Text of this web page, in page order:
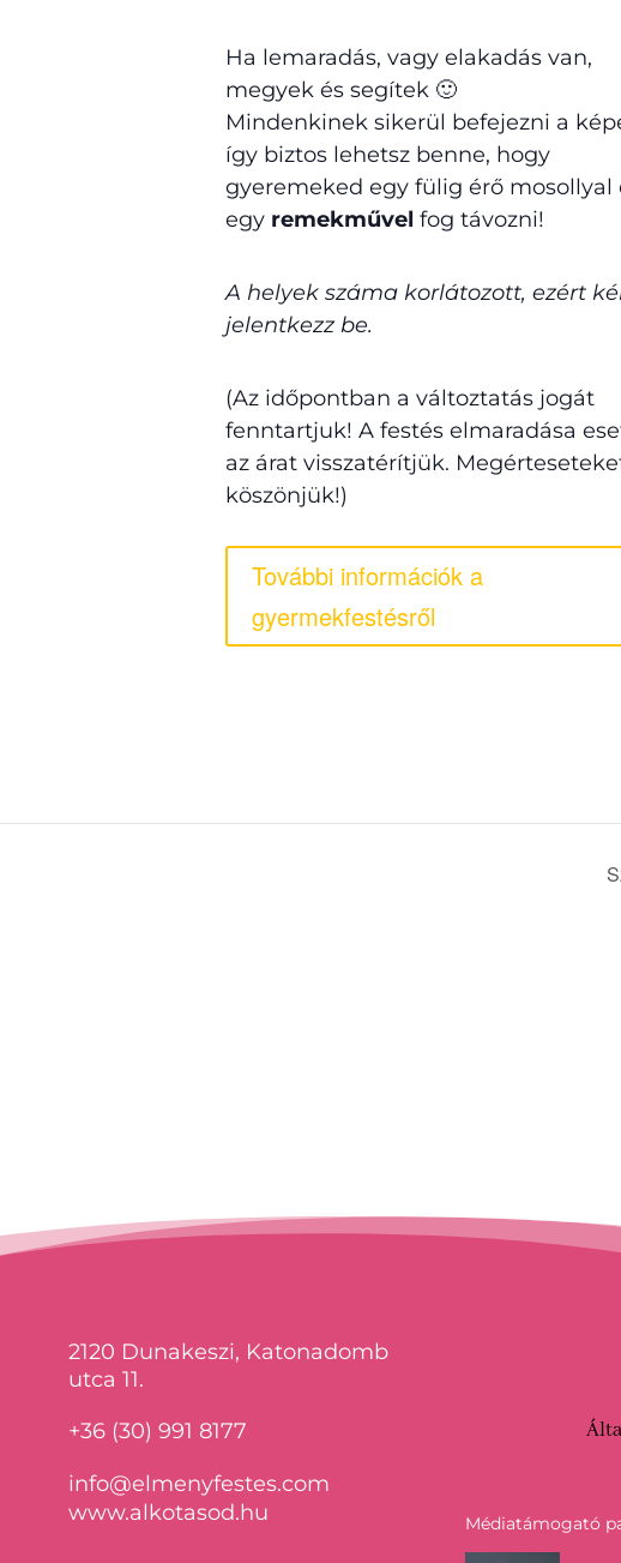
Ha lemaradás, vagy elakadás van,
megyek és segítek 🙂
Mindenkinek sikerül befejezni a
így biztos lehetsz benne, hogy
gyeremeked egy fülig érő mosollyal
egy remekművel fog távozni!
A helyek száma korlátozott, ezért
jelentkezz be.
(Az időpontban a változtatás jogát
fenntartjuk! A festés elmaradása
az árat visszatérítjük.
köszönjük!)
További információk a
gyermekfestésről
2120 Dunakeszi, Katonadomb
utca 11.
+36 (30) 991 8177
info@elmenyfestes.com
www.alkotasod.hu
Médiatámogató